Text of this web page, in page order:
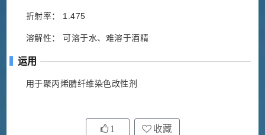
折射率： 1.475
溶解性： 可溶于水、难溶于酒精
运用
用于聚丙烯腈纤维染色改性剂
1 收藏